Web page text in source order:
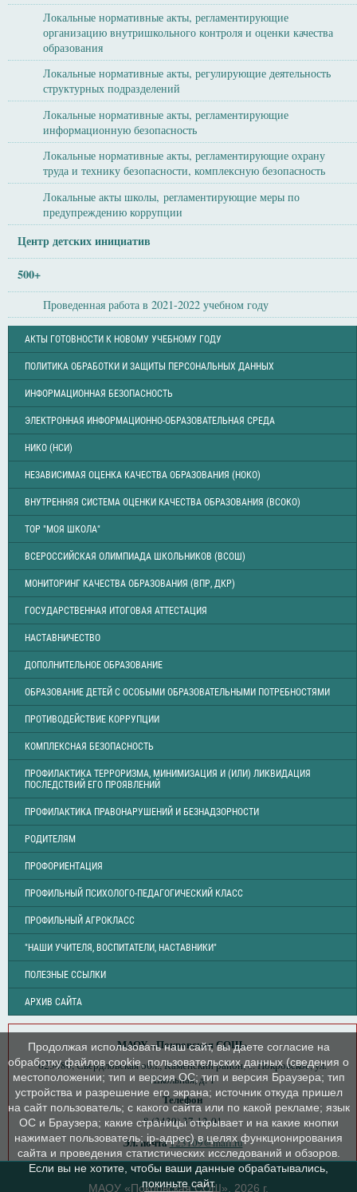
Локальные нормативные акты, регламентирующие
организацию внутришкольного контроля и оценки качества
образования
Локальные нормативные акты, регулирующие деятельность
структурных подразделений
Локальные нормативные акты, регламентирующие
информационную безопасность
Локальные нормативные акты, регламентирующие охрану
труда и технику безопасности, комплексную безопасность
Локальные акты школы, регламентирующие меры по
предупреждению коррупции
Центр детских инициатив
500+
Проведенная работа в 2021-2022 учебном году
АКТЫ ГОТОВНОСТИ К НОВОМУ УЧЕБНОМУ ГОДУ
ПОЛИТИКА ОБРАБОТКИ И ЗАЩИТЫ ПЕРСОНАЛЬНЫХ ДАННЫХ
ИНФОРМАЦИОННАЯ БЕЗОПАСНОСТЬ
ЭЛЕКТРОННАЯ ИНФОРМАЦИОННО-ОБРАЗОВАТЕЛЬНАЯ СРЕДА
НИКО (НСИ)
НЕЗАВИСИМАЯ ОЦЕНКА КАЧЕСТВА ОБРАЗОВАНИЯ (НОКО)
ВНУТРЕННЯЯ СИСТЕМА ОЦЕНКИ КАЧЕСТВА ОБРАЗОВАНИЯ (ВСОКО)
ТОР "МОЯ ШКОЛА"
ВСЕРОССИЙСКАЯ ОЛИМПИАДА ШКОЛЬНИКОВ (ВСОШ)
МОНИТОРИНГ КАЧЕСТВА ОБРАЗОВАНИЯ (ВПР, ДКР)
ГОСУДАРСТВЕННАЯ ИТОГОВАЯ АТТЕСТАЦИЯ
НАСТАВНИЧЕСТВО
ДОПОЛНИТЕЛЬНОЕ ОБРАЗОВАНИЕ
ОБРАЗОВАНИЕ ДЕТЕЙ С ОСОБЫМИ ОБРАЗОВАТЕЛЬНЫМИ ПОТРЕБНОСТЯМИ
ПРОТИВОДЕЙСТВИЕ КОРРУПЦИИ
КОМПЛЕКСНАЯ БЕЗОПАСНОСТЬ
ПРОФИЛАКТИКА ТЕРРОРИЗМА, МИНИМИЗАЦИЯ И (ИЛИ) ЛИКВИДАЦИЯ
ПОСЛЕДСТВИЙ ЕГО ПРОЯВЛЕНИЙ
ПРОФИЛАКТИКА ПРАВОНАРУШЕНИЙ И БЕЗНАДЗОРНОСТИ
РОДИТЕЛЯМ
ПРОФОРИЕНТАЦИЯ
ПРОФИЛЬНЫЙ ПСИХОЛОГО-ПЕДАГОГИЧЕСКИЙ КЛАСС
ПРОФИЛЬНЫЙ АГРОКЛАСС
"НАШИ УЧИТЕЛЯ, ВОСПИТАТЕЛИ, НАСТАВНИКИ"
ПОЛЕЗНЫЕ ССЫЛКИ
АРХИВ САЙТА
МАОУ «Покровская СОШ»
623480, Свердловская обл., Каменский район, с. Покровское, ул.
Школьная, д. 1
Телефон
8 (3439) 37-12-01
Эл. почта123109@mail.ru
МАОУ «Покровская СОШ», 2026 г.
Продолжая использовать наш сайт, вы даете согласие на
обработку файлов cookie, пользовательских данных (сведения о
местоположении; тип и версия ОС; тип и версия Браузера; тип
устройства и разрешение его экрана; источник откуда пришел
на сайт пользователь; с какого сайта или по какой рекламе; язык
ОС и Браузера; какие страницы открывает и на какие кнопки
нажимает пользователь; ip-адрес) в целях функционирования
сайта и проведения статистических исследований и обзоров.
Если вы не хотите, чтобы ваши данные обрабатывались,
покиньте сайт.